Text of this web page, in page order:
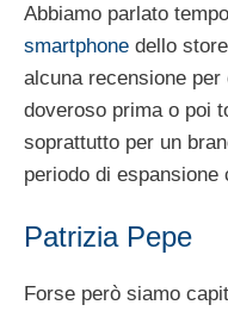
Abbiamo parlato
smartphone dello
alcuna recensione per
doveroso prima o poi
soprattutto per un
periodo di espansione
Patrizia Pepe
Forse però siamo